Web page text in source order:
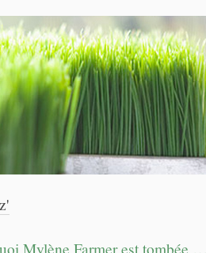
Mylène Farmer est tombée